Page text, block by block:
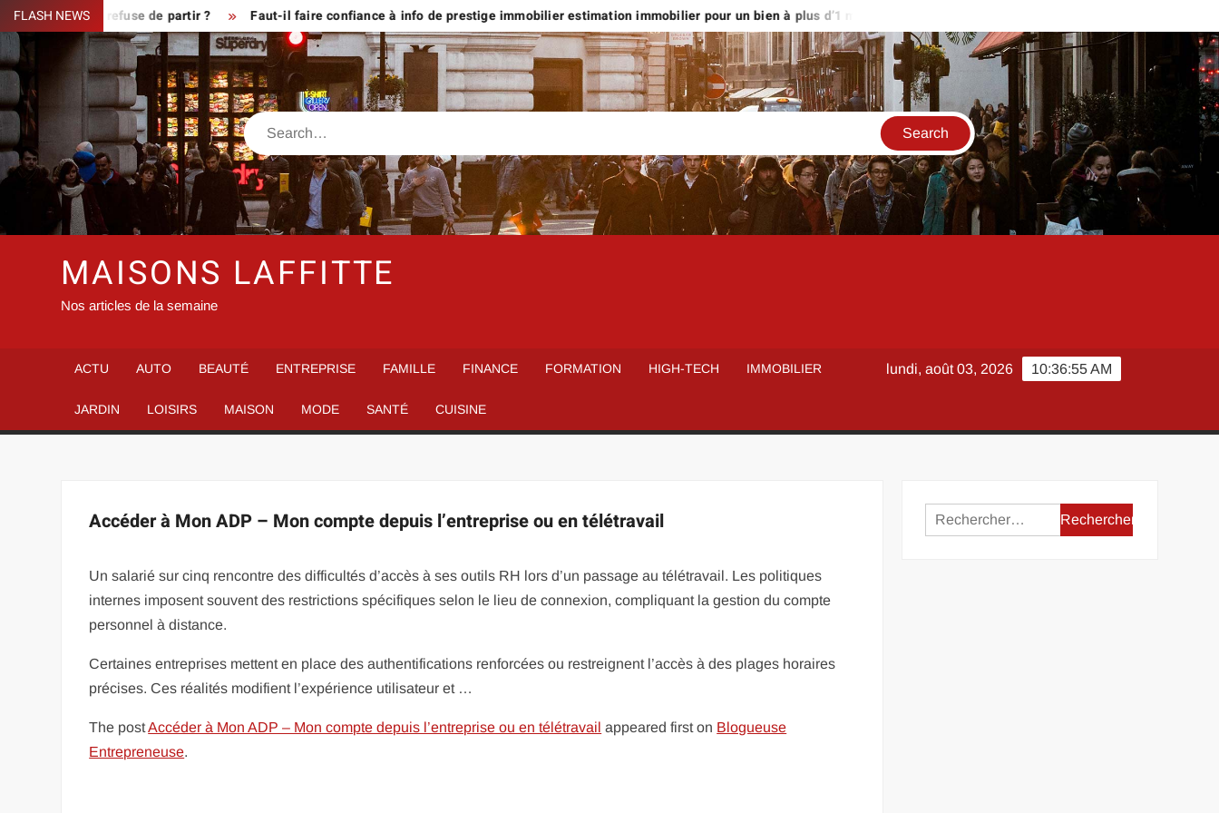
Skip
to
content
FLASH NEWS
le fermier refuse de partir ? Faut-il faire confiance à info de prestige immobilier estimation immobilier pour un bien à plus d’1 million d’euros ?
Search
MAISONS LAFFITTE
Nos articles de la semaine
ACTU AUTO BEAUTÉ ENTREPRISE FAMILLE FINANCE FORMATION HIGH-TECH IMMOBILIER
JARDIN LOISIRS MAISON MODE SANTÉ CUISINE
10:36:55 AM
lundi, août 03, 2026
Accéder à Mon ADP – Mon compte depuis l’entreprise ou en télétravail
Un salarié sur cinq rencontre des difficultés d’accès à ses outils RH lors d’un passage au télétravail. Les politiques
internes imposent souvent des restrictions spécifiques selon le lieu de connexion, compliquant la gestion du compte
personnel à distance.
Certaines entreprises mettent en place des authentifications renforcées ou restreignent l’accès à des plages horaires
précises. Ces réalités modifient l’expérience utilisateur et …
The postAccéder à Mon ADP – Mon compte depuis l’entreprise ou en télétravail appeared first on Blogueuse
Entrepreneuse.
Rechercher :